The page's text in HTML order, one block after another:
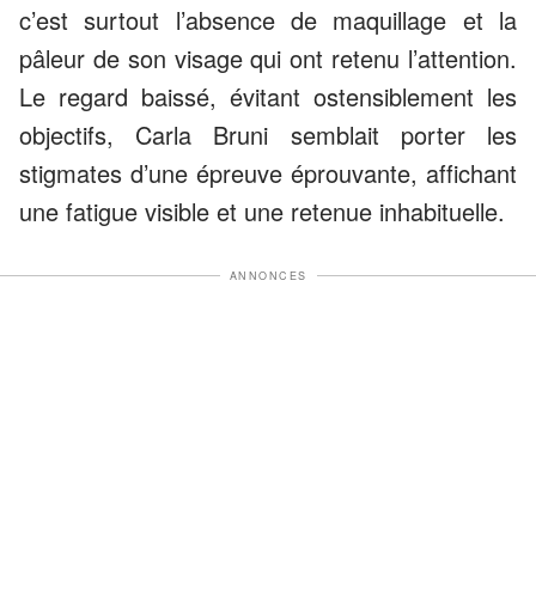
c’est surtout l’absence de maquillage et la
pâleur de son visage qui ont retenu l’attention.
Le regard baissé, évitant ostensiblement les
objectifs, Carla Bruni semblait porter les
stigmates d’une épreuve éprouvante, affichant
une fatigue visible et une retenue inhabituelle.
ANNONCES